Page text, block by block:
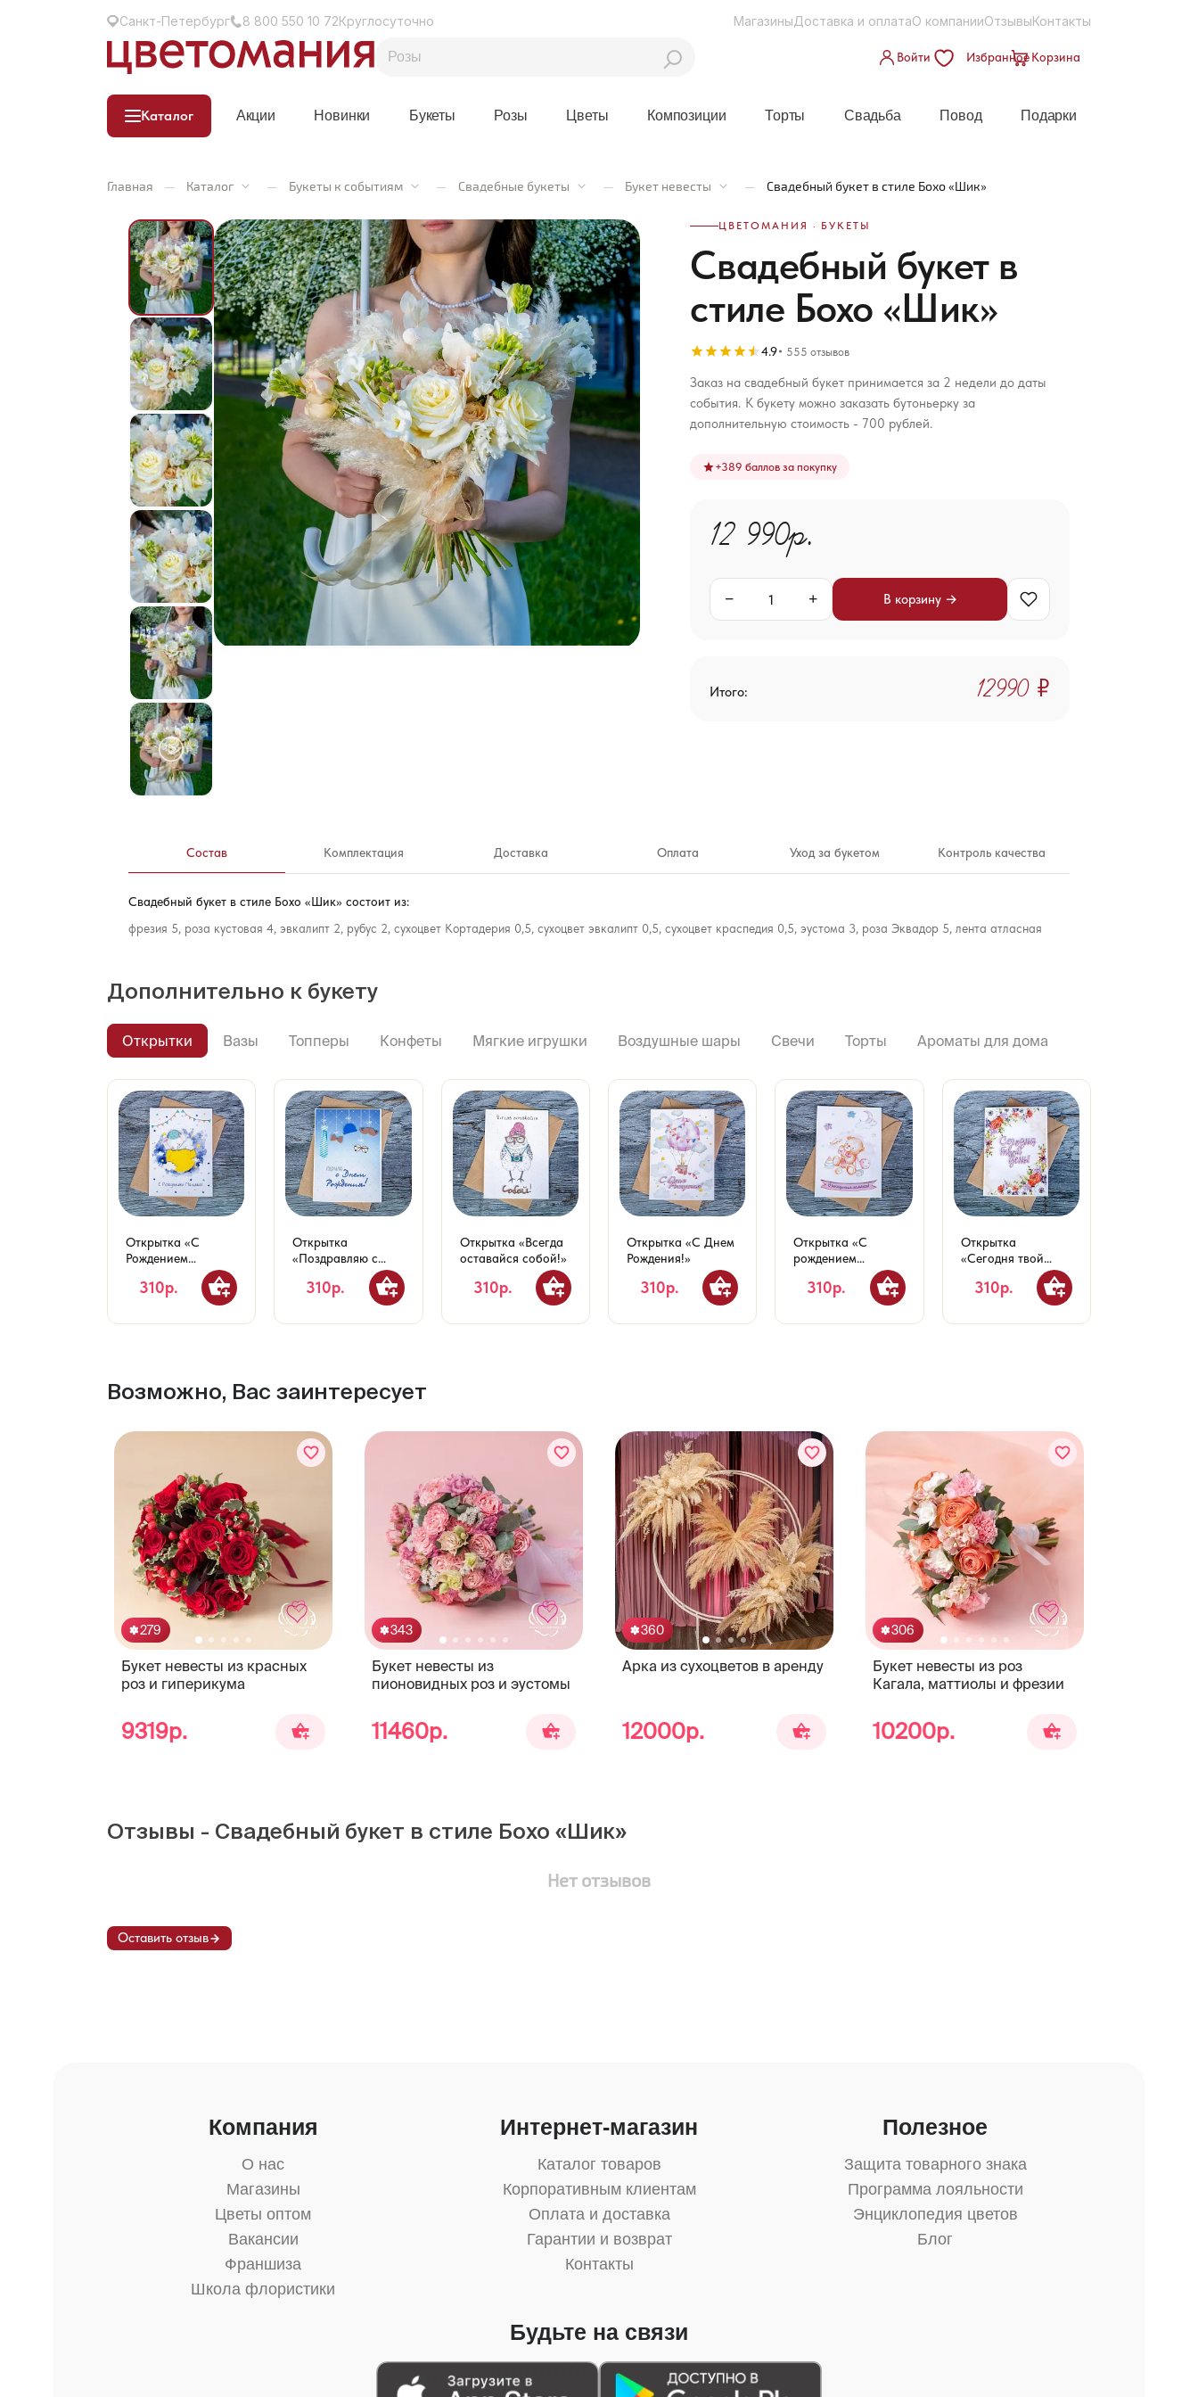
Санкт-Петербург 8 800 550 10 72Круглосуточно МагазиныДоставка и оплатаО компанииОтзывыКонтакты
Войти ИзбранноеКорзина
Каталог Акции Новинки Букеты Розы Цветы Композиции Торты Свадьба Повод Подарки
Главная — Каталог — Букеты к событиям — Свадебные букеты — Букет невесты — Свадебный букет в стиле Бохо «Шик»
ЦВЕТОМАНИЯ · БУКЕТЫ
Свадебный букет в
стиле Бохо «Шик»
4.9 555 отзывов
Заказ на свадебный букет принимается за 2 недели до даты
события. К букету можно заказать бутоньерку за
дополнительную стоимость - 700 рублей.
+389 баллов за покупку
12 990р.
− + В корзину →
Итого: 12 990 ₽
Состав Комплектация Доставка Оплата Уход за букетом Контроль качества
Свадебный букет в стиле Бохо «Шик» состоит из:
фрезия 5, роза кустовая 4, эвкалипт 2, рубус 2, сухоцвет Кортадерия 0,5, сухоцвет эвкалипт 0,5, сухоцвет краспедия 0,5, эустома 3, роза Эквадор 5, лента атласная
Дополнительно к букету
Открытки Вазы Топперы Конфеты Мягкие игрушки Воздушные шары Свечи Торты Ароматы для дома
Открытка «С
Рождением
310р.
Открытка
«Поздравляю с
Днем Рождения!»
310р.
Открытка «Всегда
оставайся собой!»
310р.
Открытка «С Днем
Рождения!»
310р.
Открытка «С
рождением
310р.
Открытка
«Сегодня твой
310р.
Возможно, Вас заинтересует
279
Букет невесты из красных
роз и гиперикума
9319р.
343
Букет невесты из
пионовидных роз и эустомы
11460р.
360
Арка из сухоцветов в аренду
12000р.
306
Букет невесты из роз
Кагала, маттиолы и фрезии
10200р.
Отзывы - Свадебный букет в стиле Бохо «Шик»
Нет отзывов
Оставить отзыв
Компания
О нас
Магазины
Цветы оптом
Вакансии
Франшиза
Школа флористики
Интернет-магазин
Каталог товаров
Корпоративным клиентам
Оплата и доставка
Гарантии и возврат
Контакты
Полезное
Защита товарного знака
Программа лояльности
Энциклопедия цветов
Блог
Будьте на связи